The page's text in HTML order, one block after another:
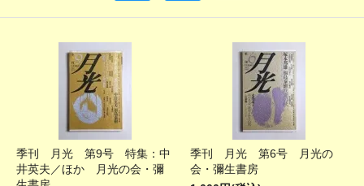
季刊 月光 第9号 特集：中
井英夫／ほか 月光の会・彌
季刊 月光 第6号 月光の
会・彌生書房